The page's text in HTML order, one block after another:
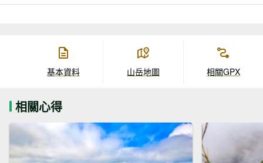
基本資料 山岳地圖 相關GPX
相關心得